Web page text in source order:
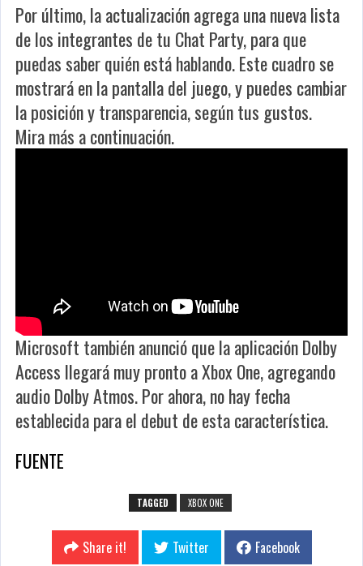
Por último, la actualización agrega una nueva lista
de los integrantes de tu Chat Party, para que
puedas saber quién está hablando. Este cuadro se
mostrará en la pantalla del juego, y puedes cambiar
la posición y transparencia, según tus gustos.
Mira más a continuación.
Microsoft también anunció que la aplicación Dolby
Access llegará muy pronto a Xbox One, agregando
audio Dolby Atmos. Por ahora, no hay fecha
establecida para el debut de esta característica.
FUENTE
TAGGED XBOX ONE
Share it! Twitter Facebook